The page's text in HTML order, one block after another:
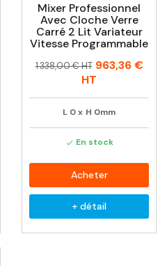
Mixer Professionnel
Avec Cloche Verre
Carré 2 Lit Variateur
Vitesse Programmable
Prix
Prix
1 338,00 € HT 963,36 €
HT
L 0x H 0mm
 En stock
Acheter
+ détail